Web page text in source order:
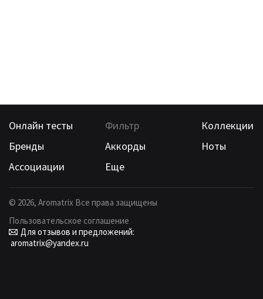
Онлайн тесты Фильтр
Коллекции
Бренды
Аккорды
Ноты
Ассоциации
Еще
© 2026, Aromatrix Все права защищены
Пользовательское соглашение
Для отзывов и предложений:
aromatrix@yandex.ru